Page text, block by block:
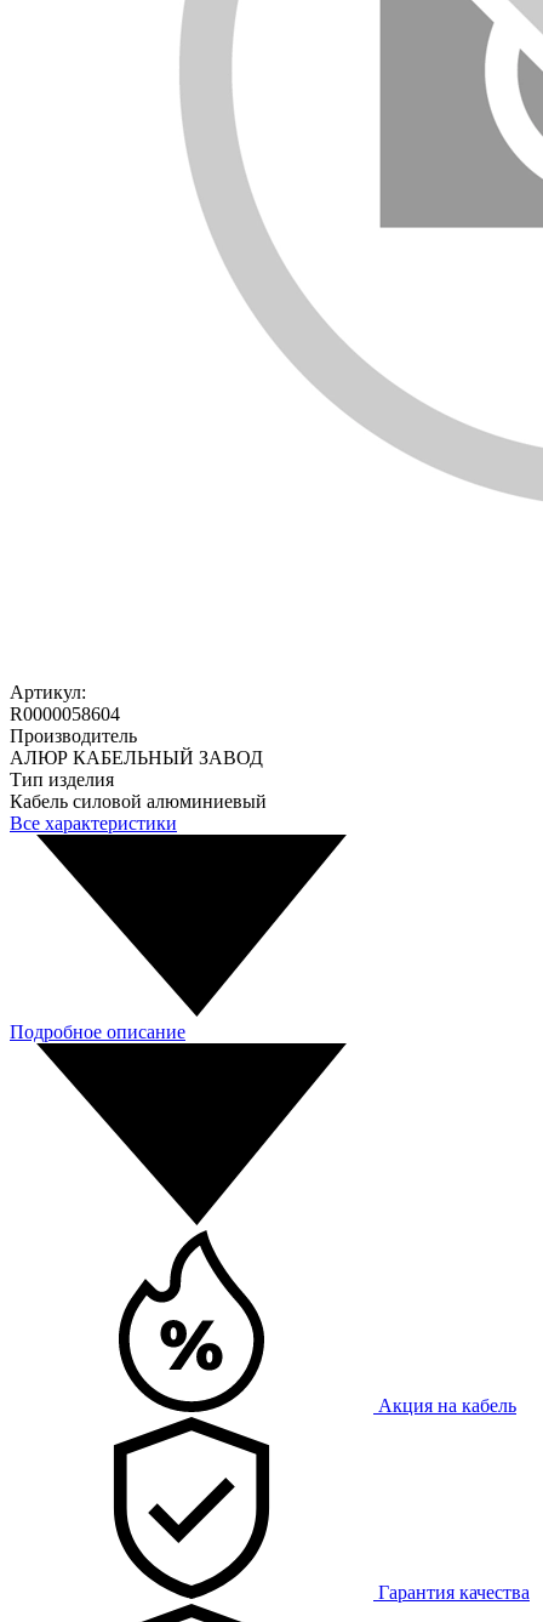
Артикул:
R0000058604
Производитель
АЛЮР КАБЕЛЬНЫЙ ЗАВОД
Тип изделия
Кабель силовой алюминиевый
Все характеристики
Подробное описание
Акция на кабель
Гарантия качества